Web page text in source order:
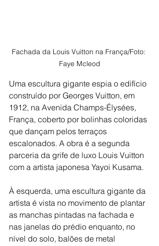
Fachada da Louis Vuitton na França/Foto:
Faye Mcleod
Uma escultura gigante espia o edifício
construído por Georges Vuitton, em
1912, na Avenida Champs-Élysées,
França, coberto por bolinhas coloridas
que dançam pelos terraços
escalonados. A obra é a segunda
parceria da grife de luxo Louis Vuitton
com a artista japonesa Yayoi Kusama.
À esquerda, uma escultura gigante da
artista é vista no movimento de plantar
as manchas pintadas na fachada e
nas janelas do prédio enquanto, no
nível do solo, balões de metal